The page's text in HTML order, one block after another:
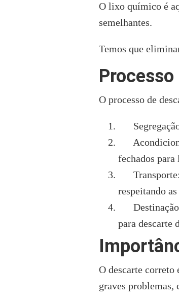
O lixo químico é
semelhantes.
Temos que
O processo de
fechados
Transporte:
respeitando
Destinação
para descarte
O descarte correto
graves problemas,